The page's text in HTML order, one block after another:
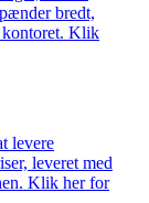
bredt,
kontoret. Klik
levere
leveret med
Klik her for